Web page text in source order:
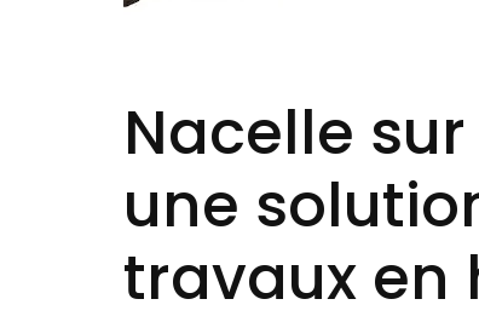
Nacelle
une
travaux en